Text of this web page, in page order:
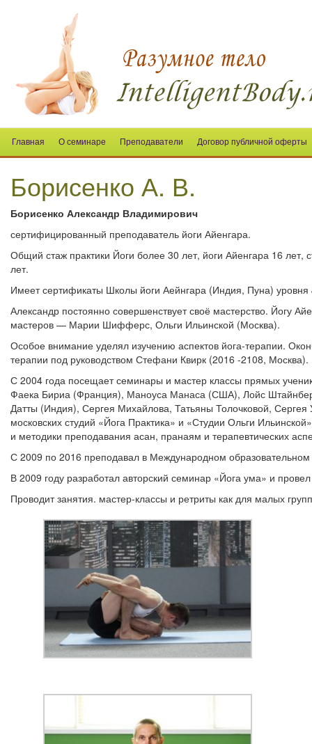
Главная О семинаре Преподаватели Договор публичной оферты
Борисенко А. В.
Борисенко Александр Владимирович
сертифицированный преподаватель йоги Айенгара.
Общий стаж практики Йоги более 30 лет, йоги Айенгара 16 лет,
лет.
Имеет сертификаты Школы йоги Аейнгара (Индия, Пуна)
Александр постоянно совершенствует своё мастерство. Йогу
мастеров — Марии Шифферс, Ольги Ильинской (Москва).
Особое внимание уделял изучению аспектов йога-терапии.
терапии под руководством Стефани Квирк (2016 -2108, Москва).
С 2004 года посещает семинары и мастер классы прямых
Фаека Бириа (Франция), Маноуса Манаса (США), Лойс
Датты (Индия), Сергея Михайлова, Татьяны Толочковой,
московских студий «Йога Практика» и «Студии Ольги
и методики преподавания асан, пранаям и терапевтических
С 2009 по 2016 преподавал в Международном образовательном
В 2009 году разработал авторский семинар «Йога ума» и
Проводит занятия. мастер-классы и ретриты как для малых